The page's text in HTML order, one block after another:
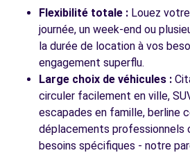
Voir toutes les
Flexibilité totale : Louez
journée, un week-end ou
la durée de location à vos
engagement superflu.
Large choix de véhicules :
circuler facilement en ville,
escapades en famille, berline
déplacements professionnels
besoins spécifiques - notre